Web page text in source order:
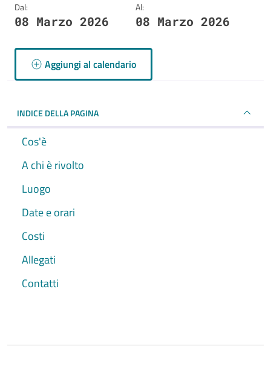
Dal:
08 Marzo 2026
Al:
08 Marzo 2026
Aggiungi al calendario
INDICE DELLA PAGINA
Cos'è
A chi è rivolto
Luogo
Date e orari
Costi
Allegati
Contatti